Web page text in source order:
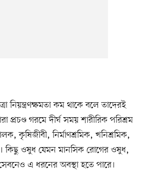
নিয়ন্ত্রণক্ষমতা কম থাকে বলে তাদেরই
প্রচণ্ড গরমে দীর্ঘ সময় শারীরিক পরিশ্রম
কৃষিজীবী, নির্মাণশ্রমিক, খনিশ্রমিক,
কিছু ওষুধ যেমন মানসিক রোগের ওষুধ,
এ ধরনের অবস্থা হতে পারে।